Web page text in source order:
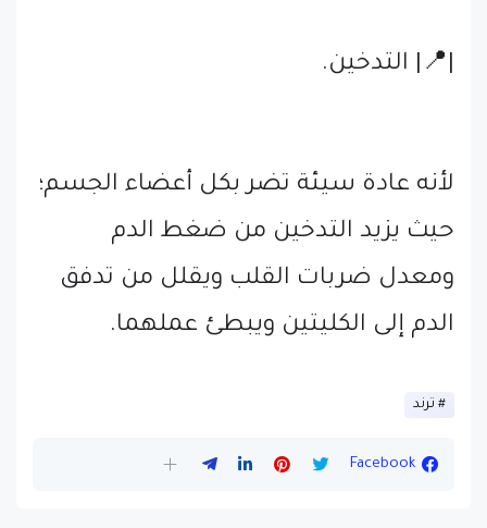
|📍| التدخين.
لأنه عادة سيئة تضر بكل أعضاء الجسم؛
حيث يزيد التدخين من ضغط الدم
ومعدل ضربات القلب ويقلل من تدفق
الدم إلى الكليتين ويبطئ عملهما.
ترند
Facebook